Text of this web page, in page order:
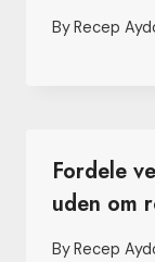
ByRecep
Fordele
uden om
ByRecep